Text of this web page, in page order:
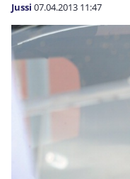
Jussi 07.04.2013 11:47